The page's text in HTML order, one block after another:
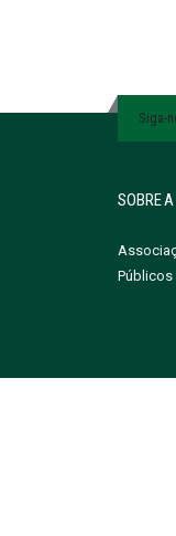
Siga-
SOBRE
Públicos